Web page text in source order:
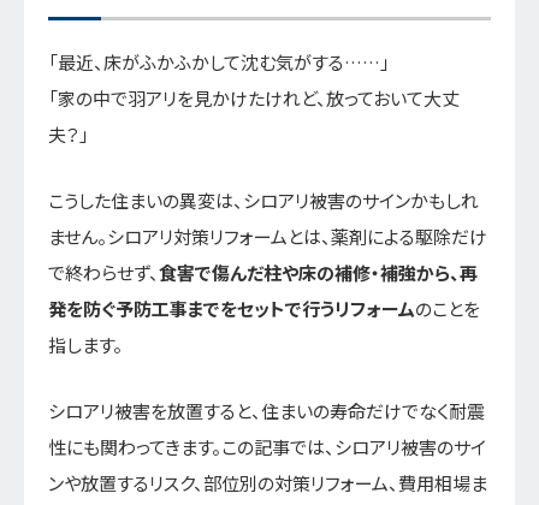
「最近、床がふかふかして沈む気がする……」
「家の中で羽アリを見かけたけれど、放っておいて大丈
夫？」
こうした住まいの異変は、シロアリ被害のサインかもしれ
ません。シロアリ対策リフォームとは、薬剤による駆除だけ
で終わらせず、食害で傷んだ柱や床の補修・補強から、再
発を防ぐ予防工事までをセットで行うリフォームのことを
指します。
シロアリ被害を放置すると、住まいの寿命だけでなく耐震
性にも関わってきます。この記事では、シロアリ被害のサイ
ンや放置するリスク、部位別の対策リフォーム、費用相場ま